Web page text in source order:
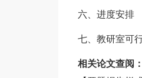
六、进度安排
七、教研室可
相关论文查阅：